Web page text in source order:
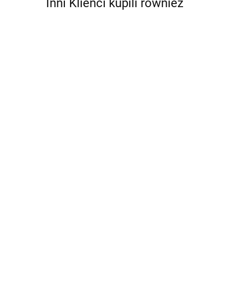
Inni Klienci kupili również